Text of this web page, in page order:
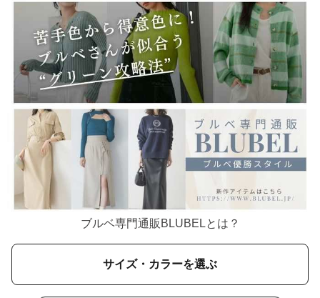
ブルベ専門通販BLUBELとは？
サイズ・カラーを選ぶ